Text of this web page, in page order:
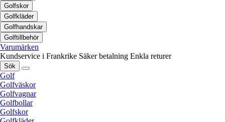
Golfskor
Golfkläder
Golfhandskar
Golftillbehör
Varumärken
Kundservice i Frankrike Säker betalning Enkla returer
Sök
Golf
Golfväskor
Golfvagnar
Golfbollar
Golfskor